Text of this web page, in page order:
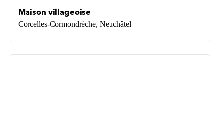
Maison villageoise
Corcelles-Cormondrèche, Neuchâtel